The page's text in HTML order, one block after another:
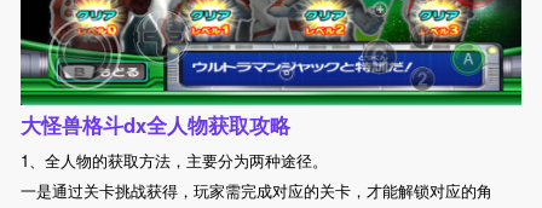
大怪兽格斗dx全人物获取攻略
1、全人物的获取方法，主要分为两种途径。
一是通过关卡挑战获得，玩家需完成对应的关卡，才能解锁对应的角